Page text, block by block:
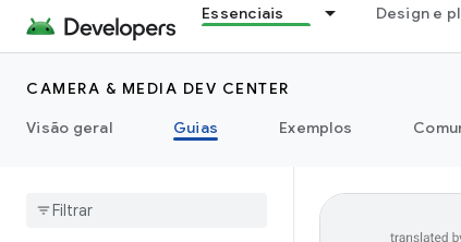
Essenciais Design e
CAMERA & MEDIA DEV CENTER
Visão geral
Guias Exemplos